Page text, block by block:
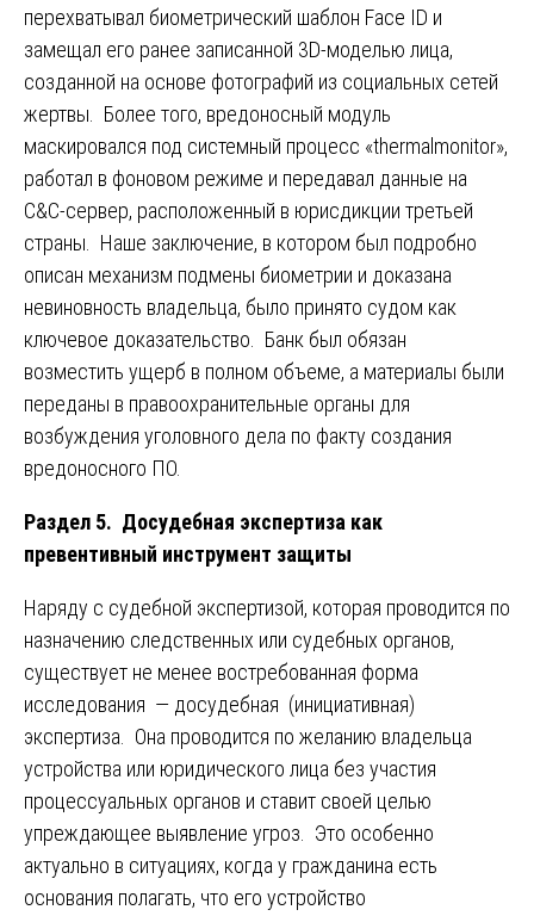
перехватывал биометрический шаблон Face ID и
замещал его ранее записанной 3D-моделью лица,
созданной на основе фотографий из социальных сетей
жертвы. Более того, вредоносный модуль
маскировался под системный процесс «thermalmonitor»,
работал в фоновом режиме и передавал данные на
C&C-сервер, расположенный в юрисдикции третьей
страны. Наше заключение, в котором был подробно
описан механизм подмены биометрии и доказана
невиновность владельца, было принято судом как
ключевое доказательство. Банк был обязан
возместить ущерб в полном объеме, а материалы были
переданы в правоохранительные органы для
возбуждения уголовного дела по факту создания
вредоносного ПО.
Раздел 5. Досудебная экспертиза как
превентивный инструмент защиты
Наряду с судебной экспертизой, которая проводится по
назначению следственных или судебных органов,
существует не менее востребованная форма
исследования — досудебная (инициативная)
экспертиза. Она проводится по желанию владельца
устройства или юридического лица без участия
процессуальных органов и ставит своей целью
упреждающее выявление угроз. Это особенно
актуально в ситуациях, когда у гражданина есть
основания полагать, что его устройство